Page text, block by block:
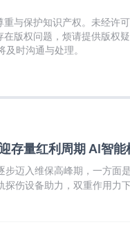
重与保护知识产权。未经许
版权问题，烦请提供版权
时沟通与处理。
存量红利周期 AI智能
步迈入维保高峰期，一方面
伤设备助力，双重作用力